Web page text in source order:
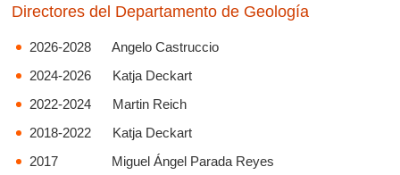
Directores del Departamento de Geología
2026-2028 Angelo Castruccio
2024-2026 Katja Deckart
2022-2024 Martin Reich
2018-2022 Katja Deckart
2017 Miguel Ángel Parada Reyes